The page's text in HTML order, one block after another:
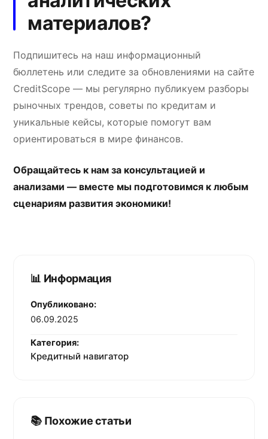
материалов?
Подпишитесь на наш информационный
бюллетень или следите за обновлениями на сайте
CreditScope — мы регулярно публикуем разборы
рыночных трендов, советы по кредитам и
уникальные кейсы, которые помогут вам
ориентироваться в мире финансов.
Обращайтесь к нам за консультацией и
анализами — вместе мы подготовимся к любым
сценариям развития экономики!
📊 Информация
Опубликовано:
06.09.2025
Категория:
Кредитный навигатор
📚 Похожие статьи